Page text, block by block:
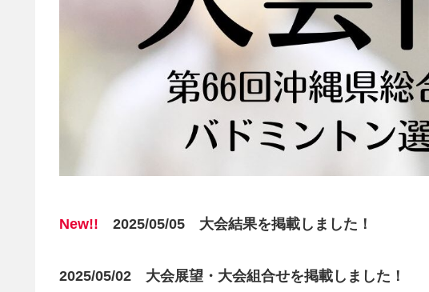
New!! 2025/05/05 大会結果を掲載しました！
2025/05/02 大会展望・大会組合せを掲載しました！